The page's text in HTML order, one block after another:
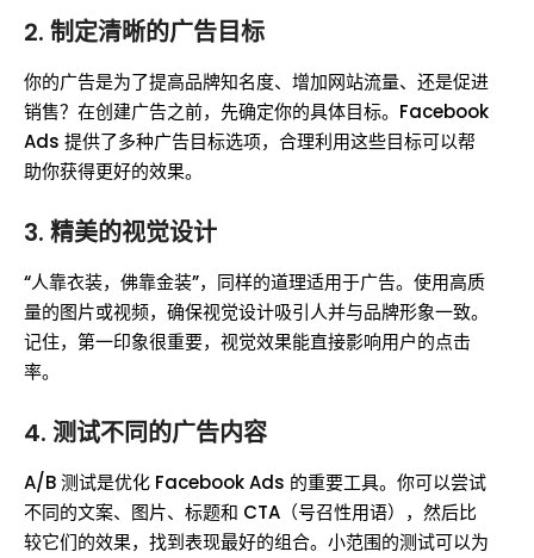
2. 制定清晰的广告目标
你的广告是为了提高品牌知名度、增加网站流量、还是促进
销售？在创建广告之前，先确定你的具体目标。Facebook
Ads 提供了多种广告目标选项，合理利用这些目标可以帮
助你获得更好的效果。
3. 精美的视觉设计
“人靠衣装，佛靠金装”，同样的道理适用于广告。使用高质
量的图片或视频，确保视觉设计吸引人并与品牌形象一致。
记住，第一印象很重要，视觉效果能直接影响用户的点击
率。
4. 测试不同的广告内容
A/B 测试是优化 Facebook Ads 的重要工具。你可以尝试
不同的文案、图片、标题和 CTA（号召性用语），然后比
较它们的效果，找到表现最好的组合。小范围的测试可以为